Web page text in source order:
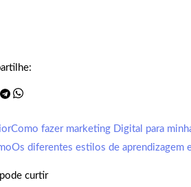
Como fazer marketing Digital para
Os diferentes estilos de aprendizagem
curtir